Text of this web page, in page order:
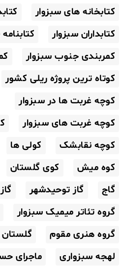
کتابخانه های سبزوار
کتابداران سبزوار
کمربندی جنوب سبزوار
کوتاه ترین پروژه ریلی کشور
کوچه غربت ها در سبزوار
کوچه غربت های سبزوار
کوچه نقابشک
کولی ها
کوه میش
کوی گلستان
گاج
گاز توحیدشهر
گروه تئاتر میمیک سبزوار
گروه هنری مقوم
گلستان
لهجه سبزواری
ماجرای